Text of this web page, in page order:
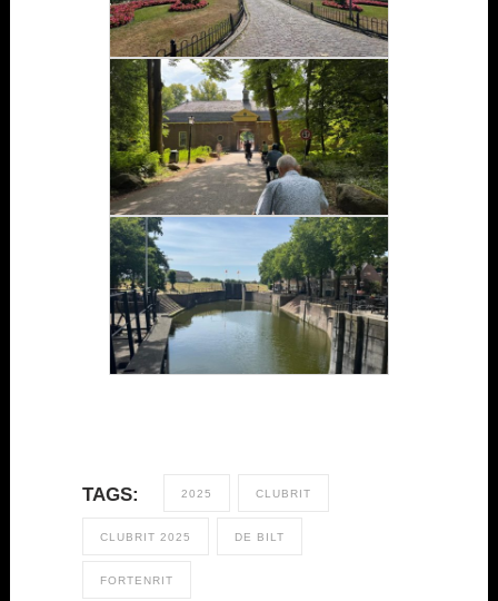
TAGS: 2025 CLUBRIT
CLUBRIT 2025 DE BILT
FORTENRIT